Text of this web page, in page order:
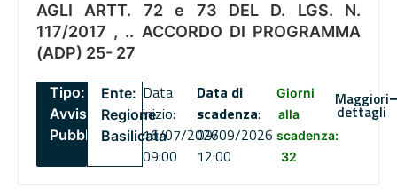
AGLI ARTT. 72 e 73 DEL D. LGS. N.
117/2017 , .. ACCORDO DI PROGRAMMA
(ADP) 25- 27
Tipo:
Avviso
Pubblico
Ente:
Regione
Basilicata
Data
inizio:
16/07/2026
09:00
Data di
scadenza:
09/09/2026
12:00
Giorni
alla
scadenza:
32
Maggiori
dettagli